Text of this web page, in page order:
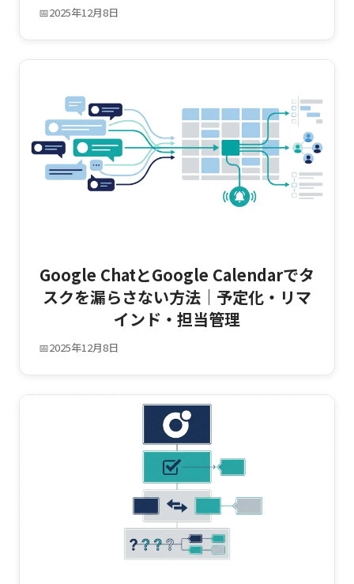
📅2025年12月8日
Google ChatとGoogle Calendarでタ
スクを漏らさない方法｜予定化・リマ
インド・担当管理
📅2025年12月8日